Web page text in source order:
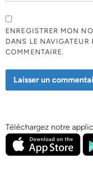
ENREGISTRER MON
DANS LE NAVIGATEUR
COMMENTAIRE.
Téléchargez notre